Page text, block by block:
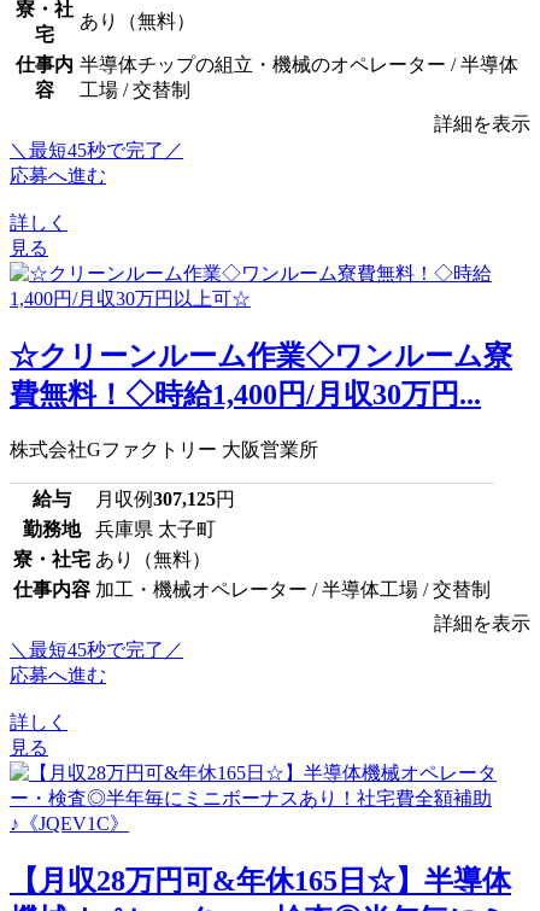
寮・社
宅
あり（無料）
仕事内
容
半導体チップの組立・機械のオペレーター / 半導体
工場 / 交替制
詳細を表示
＼最短45秒で完了／
応募へ進む
詳しく
見る
☆クリーンルーム作業◇ワンルーム寮
費無料！◇時給1,400円/月収30万円...
株式会社Gファクトリー 大阪営業所
給与 月収例307,125円
勤務地
兵庫県 太子町
寮・社宅 あり（無料）
仕事内容 加工・機械オペレーター / 半導体工場 / 交替制
詳細を表示
＼最短45秒で完了／
応募へ進む
詳しく
見る
【月収28万円可&年休165日☆】半導体